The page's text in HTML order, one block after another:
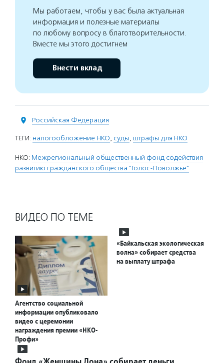
Мы работаем, чтобы у вас была актуальная
информация и полезные материалы
по любому вопросу в благотворительности.
Вместе мы этого достигнем
Внести вклад
Российская Федерация
ТЕГИ: налогообложение НКО, суды, штрафы для НКО
НКО: Межрегиональный общественный фонд содействия
развитию гражданского общества "Голос-Поволжье"
ВИДЕО ПО ТЕМЕ
Агентство социальной
информации опубликовало
видео с церемонии
награждения премии «НКО-
Профи»
«Байкальская экологическая
волна» собирает средства
на выплату штрафа